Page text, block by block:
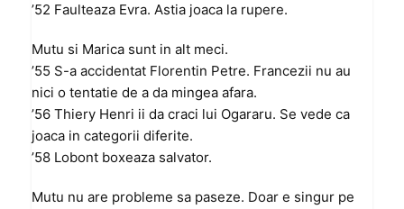
’52 Faulteaza Evra. Astia joaca la rupere.
Mutu si Marica sunt in alt meci.
’55 S-a accidentat Florentin Petre. Francezii nu au
nici o tentatie de a da mingea afara.
’56 Thiery Henri ii da craci lui Ogararu. Se vede ca
joaca in categorii diferite.
’58 Lobont boxeaza salvator.
Mutu nu are probleme sa paseze. Doar e singur pe